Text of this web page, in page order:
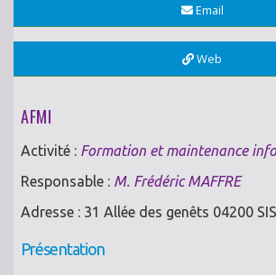
Email
Web
AFMI
Activité : Formation et maintenance
Responsable : M. Frédéric MAFFRE
Adresse : 31 Allée des genêts 04200
Présentation